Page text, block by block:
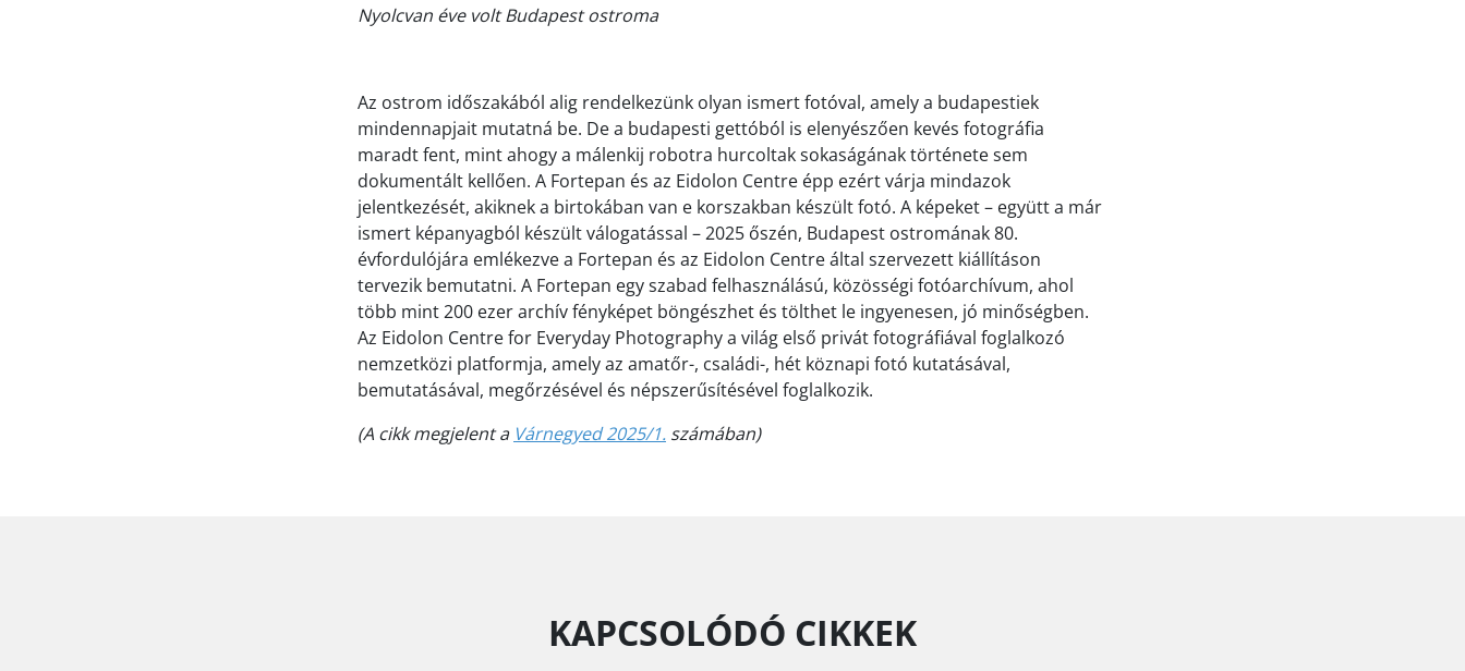
Nyolcvan éve volt Budapest ostroma
Az ostrom időszakából alig rendelkezünk olyan ismert fotóval, amely a budapestiek
mindennapjait mutatná be. De a budapesti gettóból is elenyészően kevés fotográfia
maradt fent, mint ahogy a málenkij robotra hurcoltak sokaságának története sem
dokumentált kellően. A Fortepan és az Eidolon Centre épp ezért várja mindazok
jelentkezését, akiknek a birtokában van e korszakban készült fotó. A képeket – együtt a már
ismert képanyagból készült válogatással – 2025 őszén, Budapest ostromának 80.
évfordulójára emlékezve a Fortepan és az Eidolon Centre által szervezett kiállításon
tervezik bemutatni. A Fortepan egy szabad felhasználású, közösségi fotóarchívum, ahol
több mint 200 ezer archív fényképet böngészhet és tölthet le ingyenesen, jó minőségben.
Az Eidolon Centre for Everyday Photography a világ első privát fotográfiával foglalkozó
nemzetközi platformja, amely az amatőr-, családi-, hét köznapi fotó kutatásával,
bemutatásával, megőrzésével és népszerűsítésével foglalkozik.
(A cikk megjelent a Várnegyed 2025/1. számában)
KAPCSOLÓDÓ CIKKEK